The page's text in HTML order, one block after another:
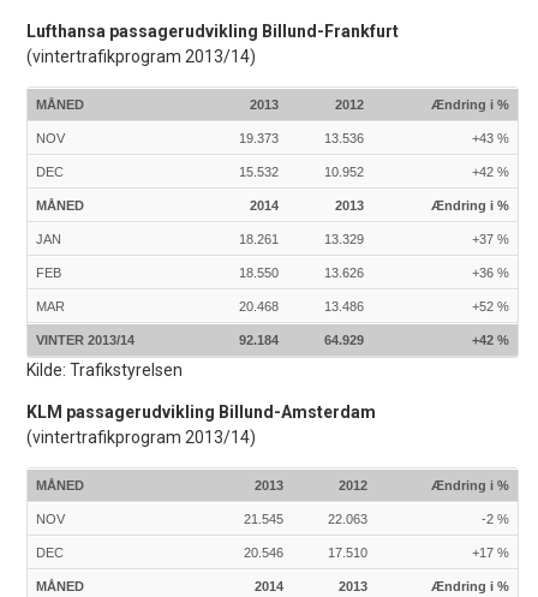
Lufthansa passagerudvikling Billund-Frankfurt
(vintertrafikprogram 2013/14)
MÅNED 2013 2012 Ændring i %
NOV 19.373 13.536 +43 %
DEC 15.532 10.952 +42 %
MÅNED 2014 2013 Ændring i %
JAN 18.261 13.329 +37 %
FEB 18.550 13.626 +36 %
MAR 20.468 13.486 +52 %
VINTER 2013/14 92.184 64.929 +42 %
Kilde: Trafikstyrelsen
KLM passagerudvikling Billund-Amsterdam
(vintertrafikprogram 2013/14)
MÅNED 2013 2012 Ændring i %
NOV 21.545 22.063 -2 %
DEC 20.546 17.510 +17 %
MÅNED 2014 2013 Ændring i %